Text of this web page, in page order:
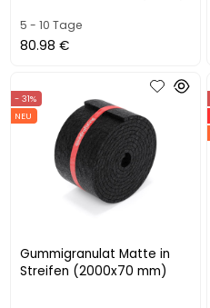
5 - 10 Tage
80.98 €
Gummigranulat Matte in
Streifen (2000x70 mm)
- 31%
NEU